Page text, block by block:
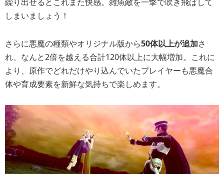
しまいましょう！
さらに悪魔の種類やオリジナル版から50体以上が追加さ
れ、なんと2倍を越える合計120体以上に大幅増加。これに
より、原作でどれだけやり込んでいたプレイヤーも悪魔合
体や育成要素を新鮮な気持ちで楽しめます。